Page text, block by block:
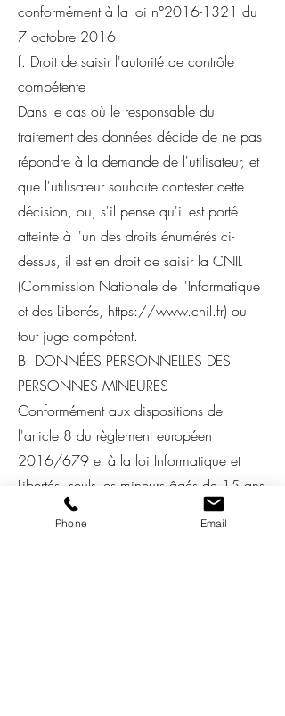
conformément à la loi n°2016-1321 du
7 octobre 2016.
f. Droit de saisir l'autorité de contrôle
compétente
Dans le cas où le responsable du
traitement des données décide de ne pas
répondre à la demande de l'utilisateur, et
que l'utilisateur souhaite contester cette
décision, ou, s'il pense qu'il est porté
atteinte à l'un des droits énumérés ci-
dessus, il est en droit de saisir la CNIL
(Commission Nationale de l'Informatique
et des Libertés, https://www.cnil.fr) ou
tout juge compétent.
B. DONNÉES PERSONNELLES DES
PERSONNES MINEURES
Conformément aux dispositions de
l'article 8 du règlement européen
2016/679 et à la loi Informatique et
Libertés, seuls les mineurs âgés de 15 ans
ou plus peuvent consentir au traitement de
leurs données personnelles.
Phone Email